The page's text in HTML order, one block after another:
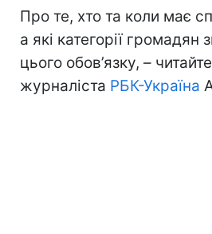
Про те, хто та коли має
а які категорії громадян
цього обов’язку, –
журналіста РБК-Україна